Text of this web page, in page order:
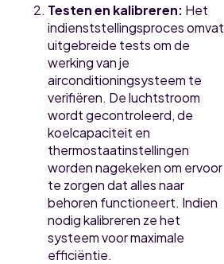
Testen en kalibreren: Het
indienststellingsproces omvat
uitgebreide tests om de
werking van je
airconditioningsysteem te
verifiëren. De luchtstroom
wordt gecontroleerd, de
koelcapaciteit en
thermostaatinstellingen
worden nagekeken om ervoor
te zorgen dat alles naar
behoren functioneert. Indien
nodig kalibreren ze het
systeem voor maximale
efficiëntie.